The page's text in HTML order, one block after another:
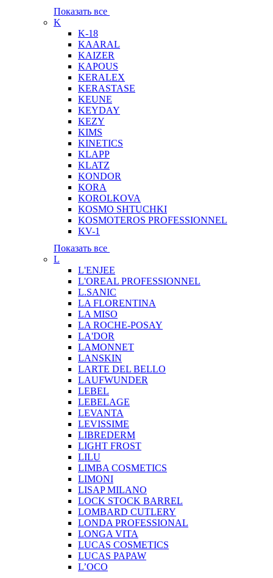
Показать все
K
K-18
KAARAL
KAIZER
KAPOUS
KERALEX
KERASTASE
KEUNE
KEYDAY
KEZY
KIMS
KINETICS
KLAPP
KLATZ
KONDOR
KORA
KOROLKOVA
KOSMO SHTUCHKI
KOSMOTEROS PROFESSIONNEL
KV-1
Показать все
L
L'ENJEE
L'OREAL PROFESSIONNEL
L.SANIC
LA FLORENTINA
LA MISO
LA ROCHE-POSAY
LA'DOR
LAMONNET
LANSKIN
LARTE DEL BELLO
LAUFWUNDER
LEBEL
LEBELAGE
LEVANTA
LEVISSIME
LIBREDERM
LIGHT FROST
LILU
LIMBA COSMETICS
LIMONI
LISAP MILANO
LOCK STOCK BARREL
LOMBARD CUTLERY
LONDA PROFESSIONAL
LONGA VITA
LUCAS COSMETICS
LUCAS PAPAW
L’OCO